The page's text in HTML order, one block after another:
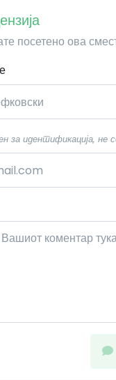
посетено ова
за идентификација, не